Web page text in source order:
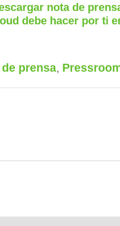
nota de
debe hacer por ti
prensa,